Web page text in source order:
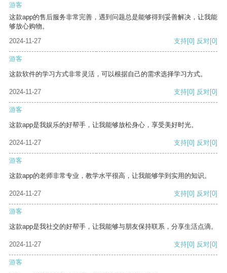
游客
这款app的售后服务非常完善，遇到问题总是能够得到妥善解决，让我能
够放心购物。
2024-11-27
支持[0] 反对[0]
游客
这款软件的学习方式非常灵活，可以根据自己的需求选择学习方式。
2024-11-27 支持[0] 反对[0]
游客
这款app是我娱乐的好帮手，让我能够放松身心，享受美好时光。
2024-11-27 支持[0] 反对[0]
游客
这款app的老师非常专业，教学水平很高，让我能够学到实用的知识。
2024-11-27 支持[0] 反对[0]
游客
这款app是我社交的好帮手，让我能够与朋友保持联系，分享生活点滴。
2024-11-27 支持[0] 反对[0]
游客